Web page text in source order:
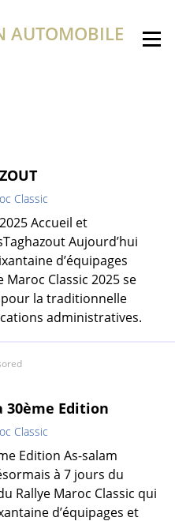
AUTOMOBILE
Classic
Accueil et
Aujourd’hui
d’équipages
Classic 2025 se
la traditionnelle
administratives.
30ème Edition
Classic
Edition As-salam
à 7 jours du
Rallye Maroc Classic qui
d’équipages et